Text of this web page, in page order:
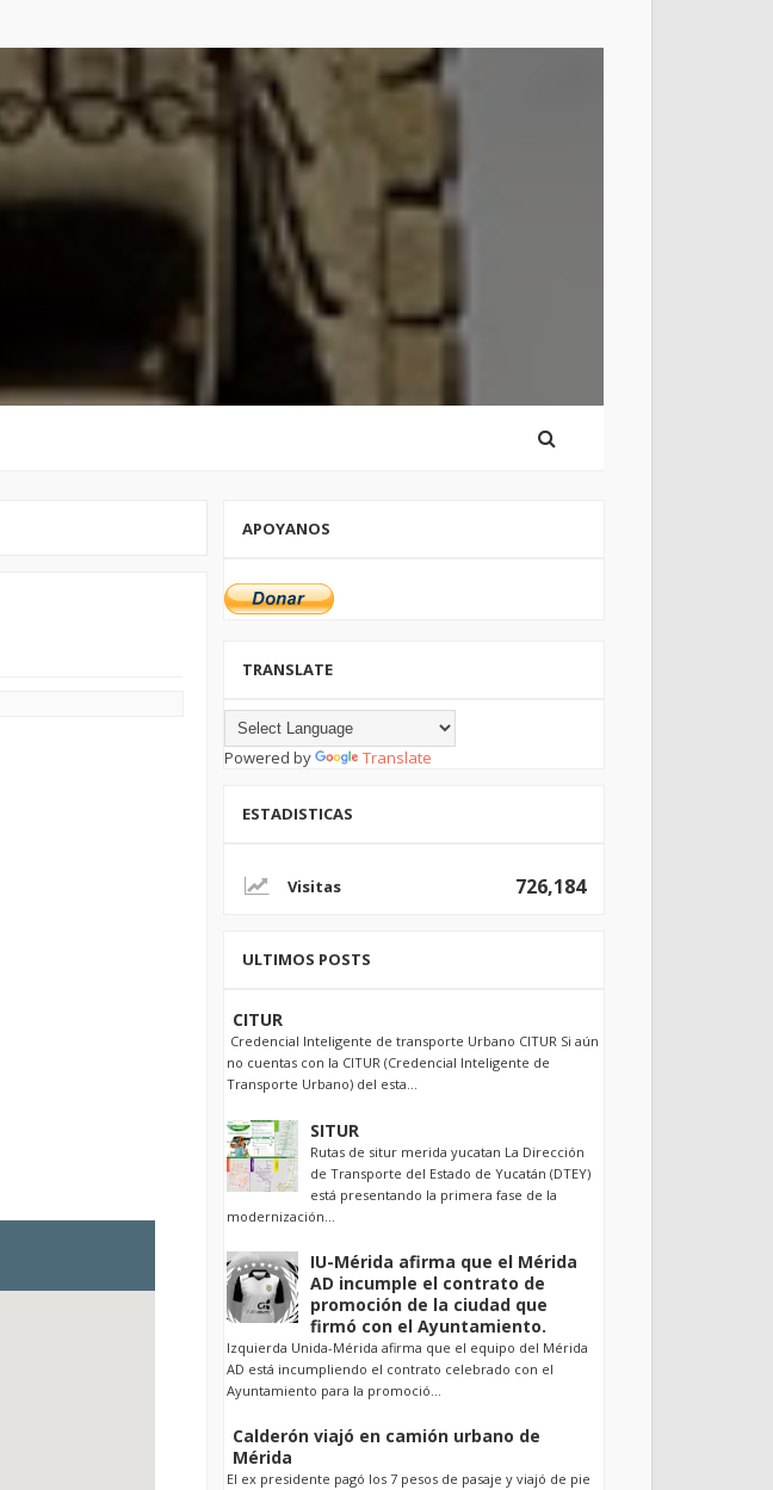
APOYANOS
TRANSLATE
Powered by Translate
ESTADISTICAS
726,184
ULTIMOS POSTS
CITUR
Credencial Inteligente de transporte Urbano CITUR Si aún
no cuentas con la CITUR (Credencial Inteligente de
Transporte Urbano) del esta...
SITUR
Rutas de situr merida yucatan La Dirección
de Transporte del Estado de Yucatán (DTEY)
está presentando la primera fase de la
modernización...
IU-Mérida afirma que el Mérida
AD incumple el contrato de
promoción de la ciudad que
firmó con el Ayuntamiento.
Izquierda Unida-Mérida afirma que el equipo del Mérida
AD está incumpliendo el contrato celebrado con el
Ayuntamiento para la promoció...
Calderón viajó en camión urbano de
Mérida
El ex presidente pagó los 7 pesos de pasaje y viajó de pie